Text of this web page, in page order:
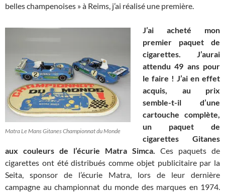
belles champenoises » à Reims, j’ai réalisé une première.
Matra Le Mans Gitanes Championnat du Monde
J’ai acheté mon
premier paquet de
cigarettes. J’aurai
attendu 49 ans pour
le faire ! J’ai en effet
acquis, au prix
semble-t-il d’une
cartouche complète,
un paquet de
cigarettes Gitanes
aux couleurs de l’écurie Matra Simca.
Ces paquets de
cigarettes ont été distribués comme objet publicitaire par la
Seita, sponsor de l’écurie Matra, lors de leur dernière
campagne au championnat du monde des marques en 1974.